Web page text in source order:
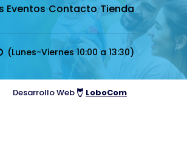
Eventos·Contacto·Tienda
(Lunes-Viernes 10:00 a 13:30)
Desarrollo Web LoboCom